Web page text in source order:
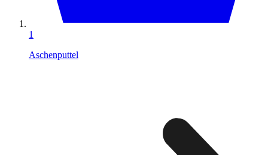
1
Aschenputtel